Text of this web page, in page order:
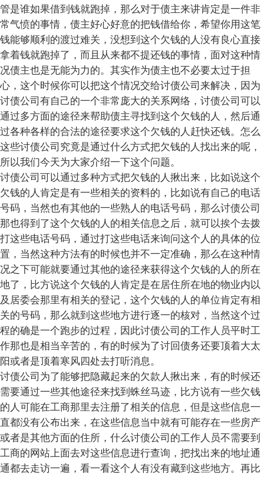
管是谁如果借到钱就跑掉，那么对于债主来讲肯定是一件非
常气愤的事情，债主好心好意的把钱借给你，希望你用这笔
钱能够顺利的渡过难关，没想到这个欠钱的人没有良心直接
拿着钱就跑掉了，而且从来都不提还钱的事情，面对这种情
况债主也是无能为力的。其实作为债主也不必要太过于担
心，这个时候你可以把这个情况交给讨债公司来解决，因为
讨债公司有自己的一个非常庞大的关系网络，讨债公司可以
通过多方面的途径来帮助债主寻找到这个欠钱的人，然后通
过各种各样的合法的途径要求这个欠钱的人赶快还钱。怎么
这些讨债公司究竟是通过什么方式把欠钱的人找出来的呢，
所以我们今天为大家介绍一下这个问题。
讨债公司可以通过多种方式把欠钱的人揪出来，比如说这个
欠钱的人肯定是有一些相关的资料的，比如说有自己的电话
号码，当然也有其他的一些熟人的电话号码，那么讨债公司
那也得到了这个欠钱的人的相关信息之后，就可以挨个去拨
打这些电话号码，通过打这些电话来询问这个人的具体的位
置，当然这种方法有的时候也并不一定准确，那么在这种情
况之下可能就要通过其他的途径来获得这个欠钱的人的所在
地了，比方说这个欠钱的人肯定是在居住所在地的物业内以
及居委会那里有相关的登记，这个欠钱的人的单位肯定有相
关的号码，那么就到这些地方进行逐一的核对，当然这个过
程的确是一个跑步的过程，因此讨债公司的工作人员平时工
作那也是相当辛苦的，有的时候为了讨回债务还要顶着大太
阳或者是顶着寒风四处去打听消息。
讨债公司为了能够把隐藏起来的欠款人揪出来，有的时候还
需要通过一些其他途径来找到蛛丝马迹，比方说有一些欠钱
的人可能在工商那里去注册了相关的信息，但是这些信息一
直都没有公布出来，在这些信息当中就有可能存在一些房产
或者是其他方面的住所，什么讨债公司的工作人员不需要到
工商的网站上面去对这些信息进行查询，把找出来的地址通
通都去走访一遍，看一看这个人有没有藏到这些地方。再比